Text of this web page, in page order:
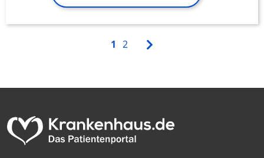
1 2